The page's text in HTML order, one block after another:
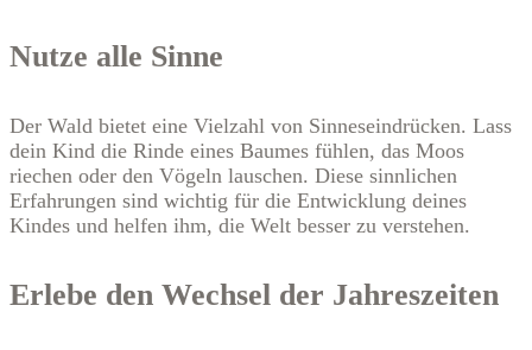
Nutze alle Sinne
Der Wald bietet eine Vielzahl von Sinneseindrücken. Lass
dein Kind die Rinde eines Baumes fühlen, das Moos
riechen oder den Vögeln lauschen. Diese sinnlichen
Erfahrungen sind wichtig für die Entwicklung deines
Kindes und helfen ihm, die Welt besser zu verstehen.
Erlebe den Wechsel der Jahreszeiten